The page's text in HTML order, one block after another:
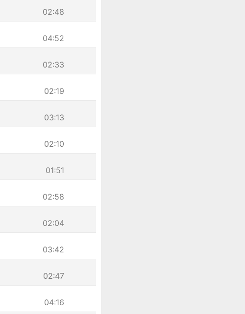
02:48
04:52
02:33
02:19
03:13
02:10
01:51
02:58
02:04
03:42
02:47
04:16